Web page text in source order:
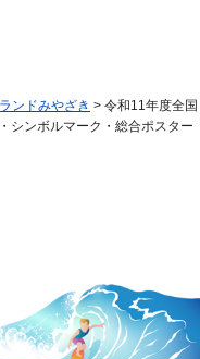
ンドみやざき > 令和11年度全国
シンボルマーク・総合ポスター